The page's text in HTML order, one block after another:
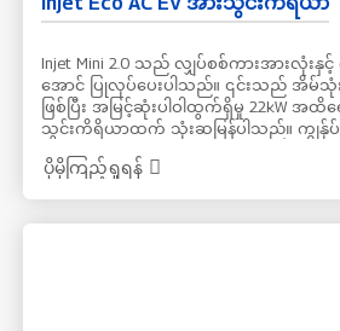
Injet Mini 2.0 သည် လျှပ်စစ်ကားအားလုံး
အောင် ပြုလုပ်ပေးပါသည်။ ၎င်းသည် အိမ်သုံ
ဖြစ်ပြီး အမြင့်ဆုံးပါဝါထွက်ရှိမှု 22kW အထိရ
သွင်းကိရိယာထက် သုံးဆမြန်ပါသည်။ ကျွ
သင့် EV ကို ပြန်လည်အားသွင်းရန်နှင့် နေ့ခ
ပိုမိုကြည့်ရှုရန်